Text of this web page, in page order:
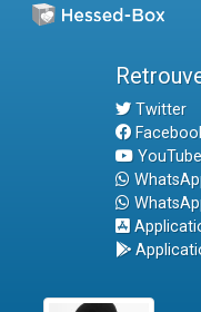
Twitter
YouTube